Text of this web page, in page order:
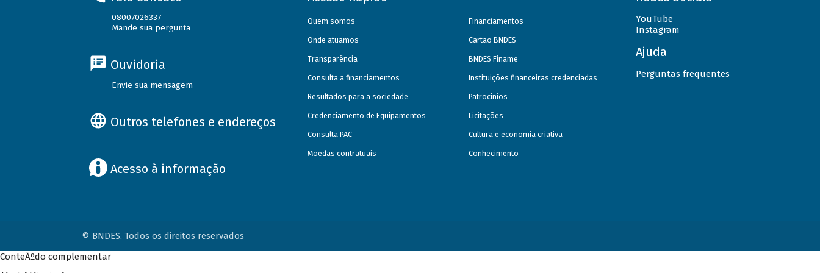
08007026337
Mande sua pergunta
Ouvidoria
Envie sua mensagem
Outros telefones e endereços
Acesso à informação
Quem somos
Onde atuamos
Transparência
Consulta a financiamentos
Resultados para a sociedade
Credenciamento de Equipamentos
Consulta PAC
Moedas contratuais
Financiamentos
Cartão BNDES
BNDES Finame
Instituições financeiras credenciadas
Patrocínios
Licitações
Cultura e economia criativa
Conhecimento
YouTube
Instagram
Ajuda
Perguntas frequentes
© BNDES. Todos os direitos reservados
ConteÃºdo complementar